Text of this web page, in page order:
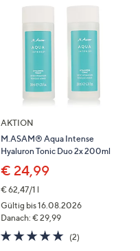
AKTION
M.ASAM® Aqua Intense
Hyaluron Tonic Duo 2x 200ml
€ 24,99
€ 62,47/1 l
Gültig bis 16.08.2026
Danach: € 29,99
5.0
von
(2)